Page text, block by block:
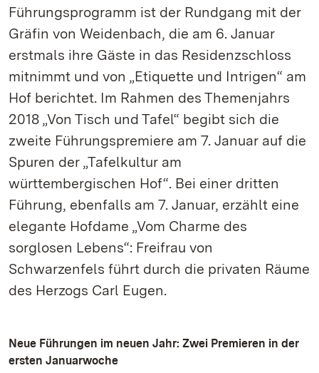
Führungsprogramm ist der Rundgang mit der
Gräfin von Weidenbach, die am 6. Januar
erstmals ihre Gäste in das Residenzschloss
mitnimmt und von „Etiquette und Intrigen“ am
Hof berichtet. Im Rahmen des Themenjahrs
2018 „Von Tisch und Tafel“ begibt sich die
zweite Führungspremiere am 7. Januar auf die
Spuren der „Tafelkultur am
württembergischen Hof“. Bei einer dritten
Führung, ebenfalls am 7. Januar, erzählt eine
elegante Hofdame „Vom Charme des
sorglosen Lebens“: Freifrau von
Schwarzenfels führt durch die privaten Räume
des Herzogs Carl Eugen.
Neue Führungen im neuen Jahr: Zwei Premieren in der
ersten Januarwoche